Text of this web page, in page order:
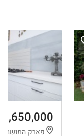
2,650,000 ₪
פארק